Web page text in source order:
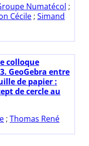
Numatécol ;
Cécile ; Simand
colloque
GeoGebra entre
de papier :
de cercle au
; Thomas René